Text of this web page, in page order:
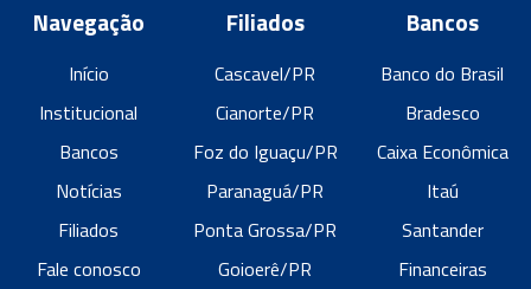
Navegação
Início
Institucional
Bancos
Notícias
Filiados
Fale conosco
Filiados
Cascavel/PR
Cianorte/PR
Foz do Iguaçu/PR
Paranaguá/PR
Ponta Grossa/PR
Goioerê/PR
Bancos
Banco do Brasil
Bradesco
Caixa Econômica
Itaú
Santander
Financeiras